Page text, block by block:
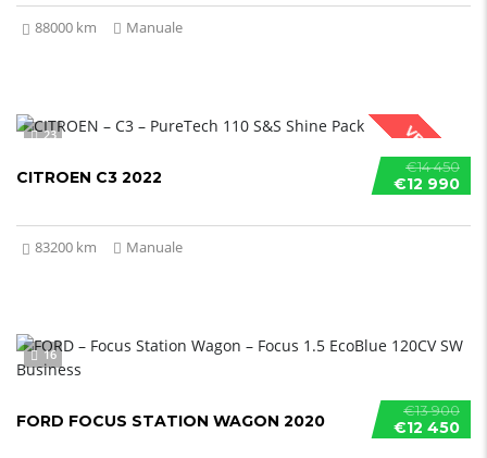
88000 km Manuale
VENDUTO
23
€14 450
€12 990
CITROEN C3 2022
83200 km Manuale
16
€13 900
€12 450
FORD FOCUS STATION WAGON 2020